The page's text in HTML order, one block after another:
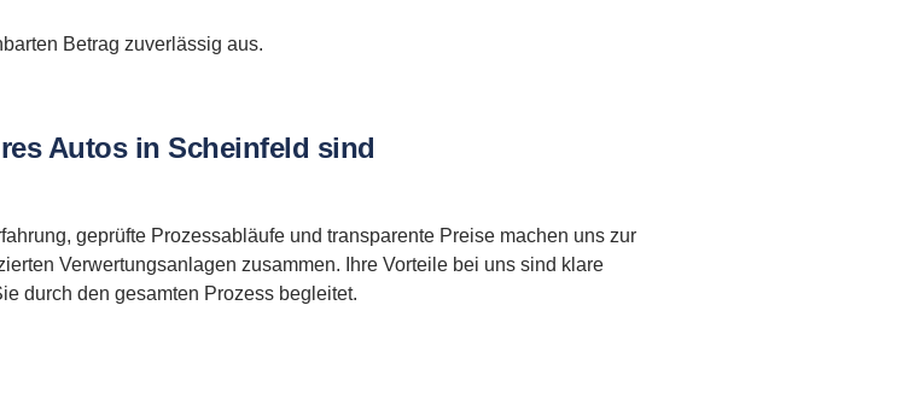
Betrag zuverlässig aus.
Autos in Scheinfeld sind
geprüfte Prozessabläufe und transparente Preise machen uns zur
Verwertungsanlagen zusammen. Ihre Vorteile bei uns sind klare
durch den gesamten Prozess begleitet.